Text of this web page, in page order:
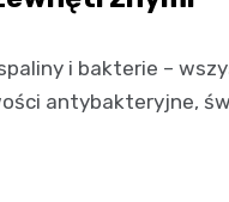
i bakterie –
antybakteryjne,